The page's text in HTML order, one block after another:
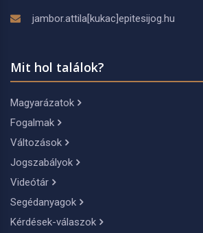
jambor.attila[kukac]epitesijog.hu
Mit hol találok?
Magyarázatok
Fogalmak
Változások
Jogszabályok
Videótár
Segédanyagok
Kérdések-válaszok